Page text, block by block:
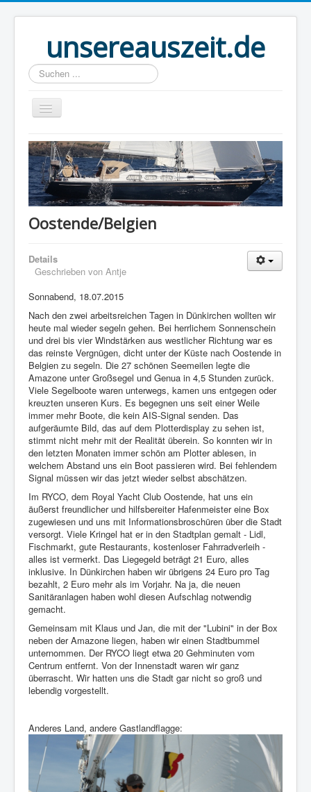
unsereauszeit.de
Suchen
...
Start
(B)logbuch
Welt Ahoi
Über uns
Impressum
Datenschutz
Oostende/Belgien
Details
Geschrieben von Antje
Sonnabend, 18.07.2015
Nach den zwei arbeitsreichen Tagen in Dünkirchen wollten wir
heute mal wieder segeln gehen. Bei herrlichem Sonnenschein
und drei bis vier Windstärken aus westlicher Richtung war es
das reinste Vergnügen, dicht unter der Küste nach Oostende in
Belgien zu segeln. Die 27 schönen Seemeilen legte die
Amazone unter Großsegel und Genua in 4,5 Stunden zurück.
Viele Segelboote waren unterwegs, kamen uns entgegen oder
kreuzten unseren Kurs. Es begegnen uns seit einer Weile
immer mehr Boote, die kein AIS-Signal senden. Das
aufgeräumte Bild, das auf dem Plotterdisplay zu sehen ist,
stimmt nicht mehr mit der Realität überein. So konnten wir in
den letzten Monaten immer schön am Plotter ablesen, in
welchem Abstand uns ein Boot passieren wird. Bei fehlendem
Signal müssen wir das jetzt wieder selbst abschätzen.
Im RYCO, dem Royal Yacht Club Oostende, hat uns ein
äußerst freundlicher und hilfsbereiter Hafenmeister eine Box
zugewiesen und uns mit Informationsbroschüren über die Stadt
versorgt. Viele Kringel hat er in den Stadtplan gemalt - Lidl,
Fischmarkt, gute Restaurants, kostenloser Fahrradverleih -
alles ist vermerkt. Das Liegegeld beträgt 21 Euro, alles
inklusive. In Dünkirchen haben wir übrigens 24 Euro pro Tag
bezahlt, 2 Euro mehr als im Vorjahr. Na ja, die neuen
Sanitäranlagen haben wohl diesen Aufschlag notwendig
gemacht.
Gemeinsam mit Klaus und Jan, die mit der "Lubini" in der Box
neben der Amazone liegen, haben wir einen Stadtbummel
unternommen. Der RYCO liegt etwa 20 Gehminuten vom
Centrum entfernt. Von der Innenstadt waren wir ganz
überrascht. Wir hatten uns die Stadt gar nicht so groß und
lebendig vorgestellt.
Anderes Land, andere Gastlandflagge: